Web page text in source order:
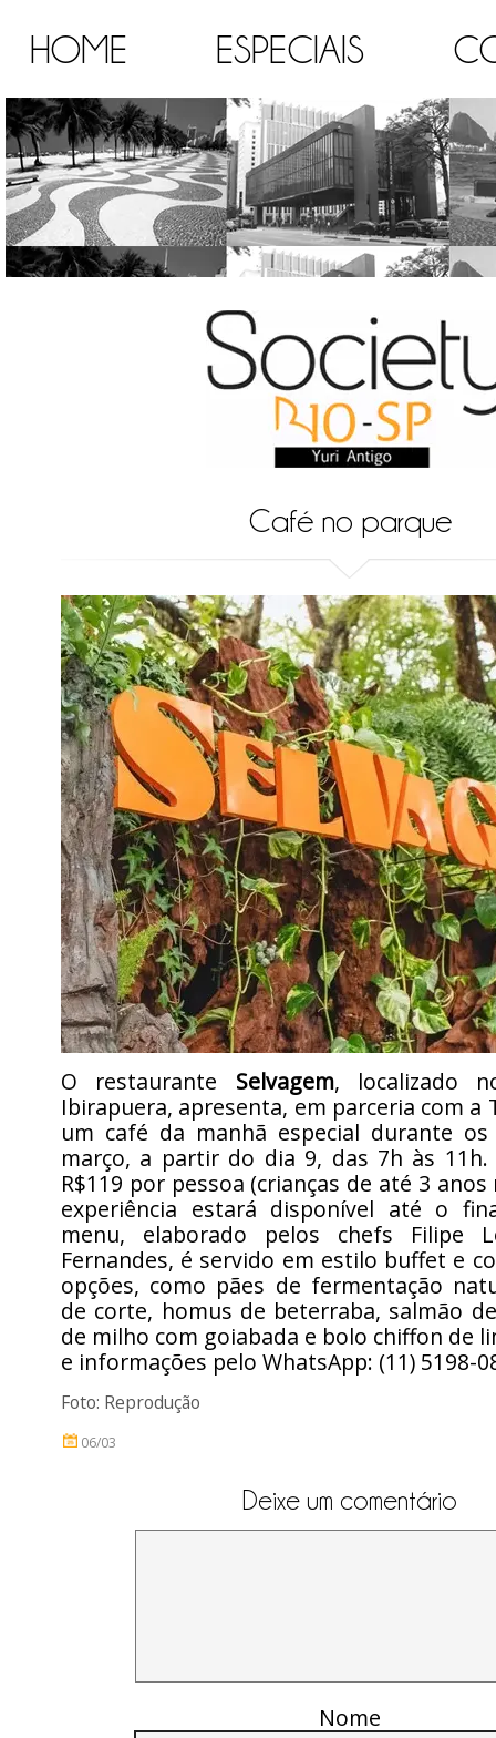
HOME ESPECIAIS
Café no parque
O restaurante Selvagem, localizado
Ibirapuera, apresenta, em parceria com a
um café da manhã especial durante
março, a partir do dia 9, das 7h às 11h.
R$119 por pessoa (crianças de até 3
experiência estará disponível até o
menu, elaborado pelos chefs Filipe
Fernandes, é servido em estilo buffet e
opções, como pães de fermentação
de corte, homus de beterraba, salmão
de milho com goiabada e bolo chiffon de
e informações pelo WhatsApp: (11) 5198-
Foto: Reprodução
06/03
Deixe um comentário
Nome